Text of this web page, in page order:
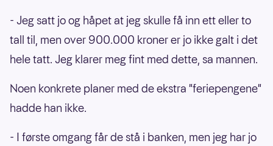
- Jeg satt jo og håpet at jeg skulle få inn ett eller to
tall til, men over 900.000 kroner er jo ikke galt i det
hele tatt. Jeg klarer meg fint med dette, sa mannen.
Noen konkrete planer med de ekstra "feriepengene"
hadde han ikke.
- I første omgang får de stå i banken, men jeg har jo